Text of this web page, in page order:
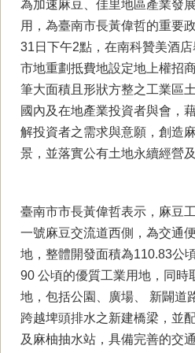
為加速麻豆、佳里地區產業發
用，為臺南市長黃偉哲的重要
31日下午2點，在南科贊美酒
市地重劃抵費地設定地上權招
筆大面積且形狀方整之工業區
國內及在地產業投資者與會，
解投資者之需求與意願，創造
景，並落實公有土地永續經營
臺南市市長黃偉哲表示，麻豆
一號麻豆交流道西側，為交通
地，整體開發面積為110.83公
90 公頃的優質工業用地，同時
地，包括公園、廣場、 新闢道
跨越埤頭排水之新建橋梁，並
及麻柚抽水站，具備完善的交